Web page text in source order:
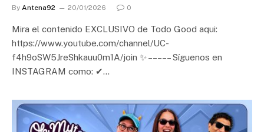
By Antena92 20/01/2026 0
Mira el contenido EXCLUSIVO de Todo Good aqui:
https://www.youtube.com/channel/UC-
f4h9oSW5JreShkauu0m1A/join ✨ – – – – – Síguenos en
INSTAGRAM como: ✔…